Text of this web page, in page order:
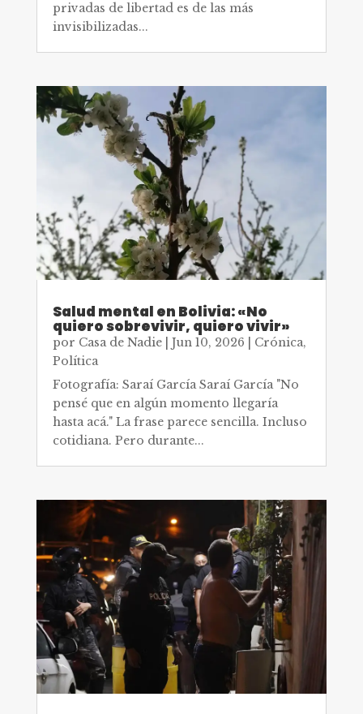
privadas de libertad es de las más
invisibilizadas...
Salud mental en Bolivia: «No
quiero sobrevivir, quiero vivir»
por Casa de Nadie| Jun 10, 2026 Crónica,
Política
Fotografía: Saraí García Saraí García "No
pensé que en algún momento llegaría
hasta acá." La frase parece sencilla. Incluso
cotidiana. Pero durante...